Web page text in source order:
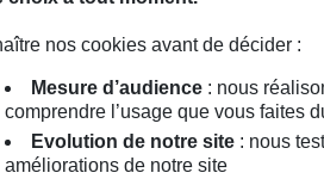
nos cookies avant de décider :
Mesure d’audience : nous
comprendre l’usage que vous faites
Evolution de notre site : nous
améliorations de notre site